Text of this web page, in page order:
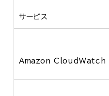
サービス
Amazon CloudWatch